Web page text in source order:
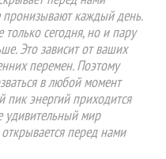
каждый день.
сегодня, но и пару
Это зависит от ваших
перемен. Поэтому
в любой момент
пик энергий приходится
удивительный мир
перед нами